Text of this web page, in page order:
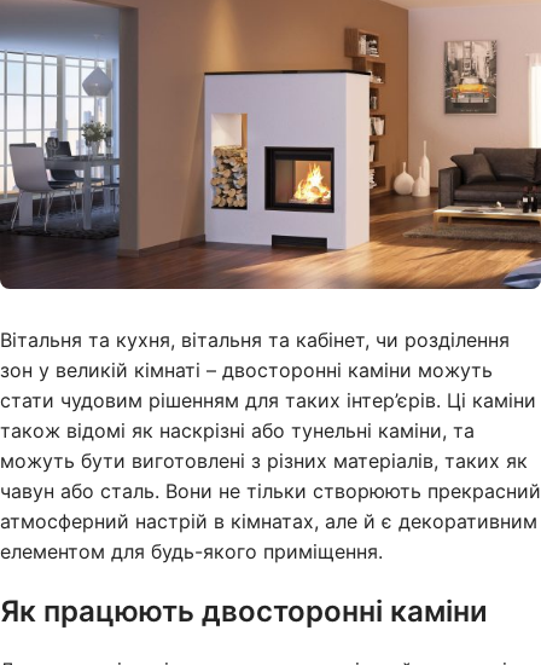
Вітальня та кухня, вітальня та кабінет, чи розділення
зон у великій кімнаті – двосторонні каміни можуть
стати чудовим рішенням для таких інтер’єрів. Ці каміни
також відомі як наскрізні або тунельні каміни, та
можуть бути виготовлені з різних матеріалів, таких як
чавун або сталь. Вони не тільки створюють прекрасний
атмосферний настрій в кімнатах, але й є декоративним
елементом для будь-якого приміщення.
Як працюють двосторонні каміни